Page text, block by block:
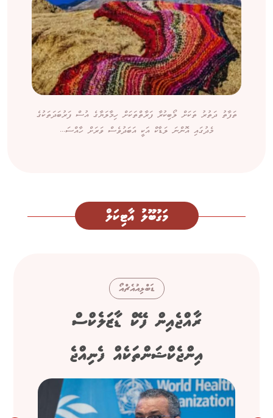
ތަފާތު ދަތުރު ތަކަށް ލޯބިކުރާ ފަރާތްތަކަށް ހިމާލަޔާގެ އުސް ފަރުބަދަތަކުގެ
މެދުގައި އޮންނަ ލަޑާކް އަކީ އަބަދުވެސް ވަރަށް ހާއްސަ...
މަގުބޫލު އާޓިކަލް
ޑަބްލިއުއެޗްއޯ
ރާއްޖެއިން ފޭކް ޑާޒަލެކްސް
އިންޖެކްޝަންތަކެއް ފެނިއްޖެ